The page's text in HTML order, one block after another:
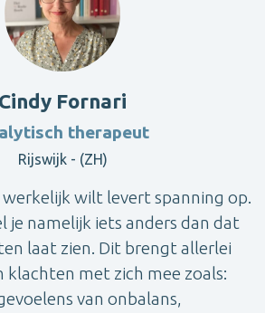
Cindy Fornari
therapeut
Rijswijk - (ZH)
wilt levert spanning op.
je namelijk iets anders dan dat
laat zien. Dit brengt allerlei
klachten met zich mee zoals:
van onbalans,